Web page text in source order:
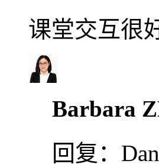
课堂交互很
Barbara
回复：